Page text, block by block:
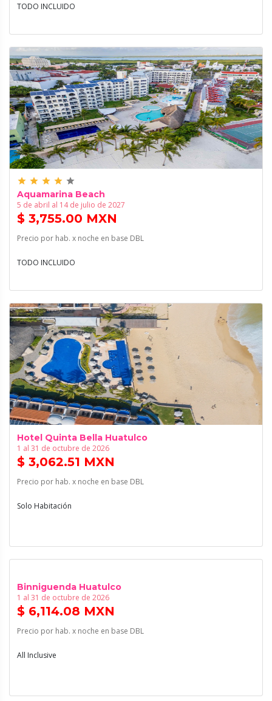
TODO INCLUIDO
grade grade grade grade grade
Aquamarina Beach
5 de abril al 14 de julio de 2027
$ 3,755.00 MXN
Precio por hab. x noche en base DBL
TODO INCLUIDO
Hotel Quinta Bella Huatulco
1 al 31 de octubre de 2026
$ 3,062.51 MXN
Precio por hab. x noche en base DBL
Solo Habitación
Binniguenda Huatulco
1 al 31 de octubre de 2026
$ 6,114.08 MXN
Precio por hab. x noche en base DBL
All Inclusive